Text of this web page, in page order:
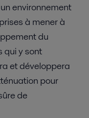
environnement
à mener à
du
qui y sont
et développera
pour
de